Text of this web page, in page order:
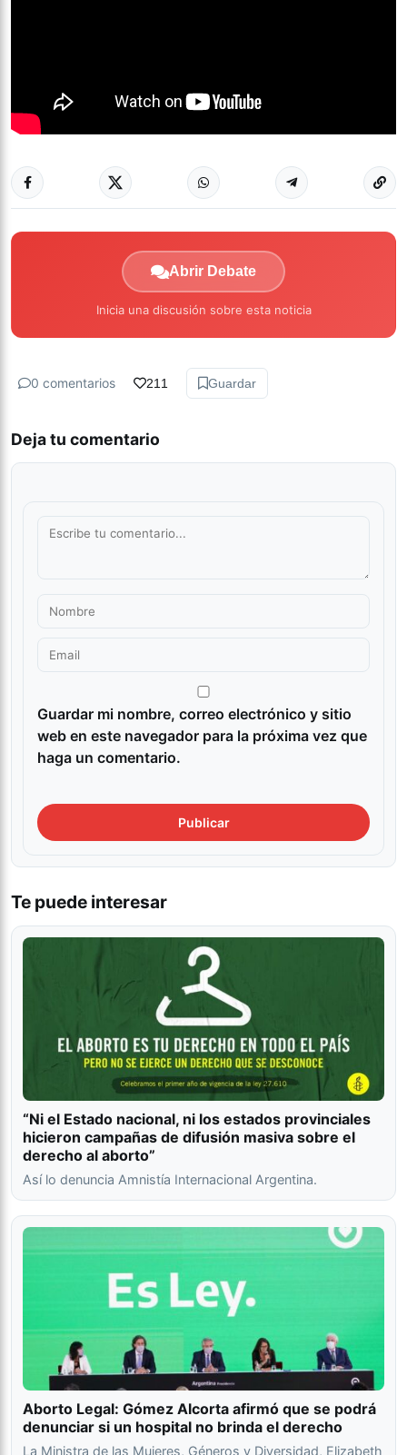
Abrir Debate
Inicia una discusión sobre esta noticia
0 comentarios 211 Guardar
Deja tu comentario
Guardar mi nombre, correo electrónico y sitio
web en este navegador para la próxima vez que
haga un comentario.
Te puede interesar
“Ni el Estado nacional, ni los estados provinciales
hicieron campañas de difusión masiva sobre el
derecho al aborto”
Así lo denuncia Amnistía Internacional Argentina.
Aborto Legal: Gómez Alcorta afirmó que se podrá
denunciar si un hospital no brinda el derecho
La Ministra de las Mujeres, Géneros y Diversidad, Elizabeth